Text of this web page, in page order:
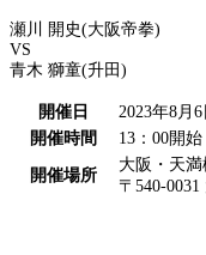
瀬川 開史(大阪帝拳)
VS
青木 獅童(升田)
開催日
2023年8月
開催時間
13：00開始
開催場所
大阪・天
〒540-